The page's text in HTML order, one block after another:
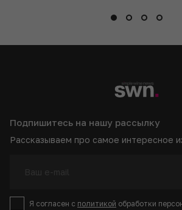
Подпишитесь на нашу рассылку
Рассказываем про самое интересное
Я согласен с политикой обработки